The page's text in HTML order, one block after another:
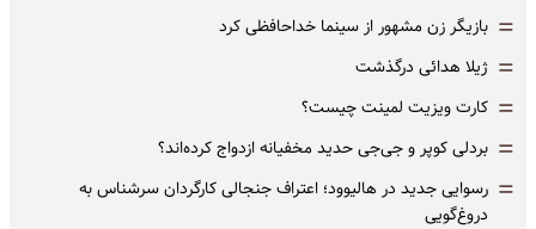
= بازیگر زن مشهور از سینما خداحافظی کرد
= ژیلا هدائی درگذشت
= کارت ویزیت لمینت چیست؟
= بردلی کوپر و جی‌جی حدید مخفیانه ازدواج کرده‌اند؟
= رسوایی جدید در هالیوود؛ اعتراف جنجالی کارگردان سرشناس به
دروغ‌گویی